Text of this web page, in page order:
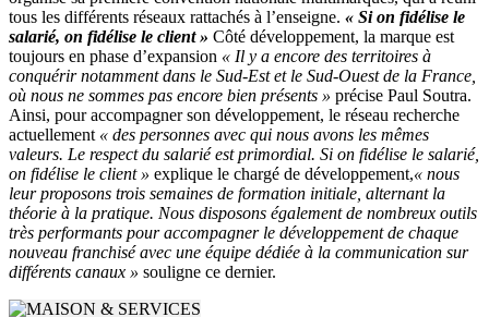
tous les différents réseaux rattachés à l’enseigne. « Si on fidélise le
salarié, on fidélise le client » Côté développement, la marque est
toujours en phase d’expansion « Il y a encore des territoires à
conquérir notamment dans le Sud-Est et le Sud-Ouest de la France,
où nous ne sommes pas encore bien présents » précise Paul Soutra.
Ainsi, pour accompagner son développement, le réseau recherche
actuellement « des personnes avec qui nous avons les mêmes
valeurs. Le respect du salarié est primordial. Si on fidélise le salarié,
on fidélise le client » explique le chargé de développement,« nous
leur proposons trois semaines de formation initiale, alternant la
théorie à la pratique. Nous disposons également de nombreux outils
très performants pour accompagner le développement de chaque
nouveau franchisé avec une équipe dédiée à la communication sur
différents canaux » souligne ce dernier.